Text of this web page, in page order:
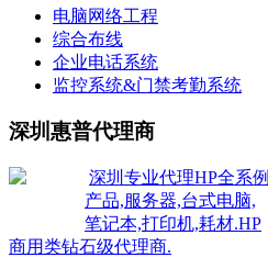
电脑网络工程
综合布线
企业电话系统
监控系统&门禁考勤系统
深圳惠普代理商
深圳专业代理HP全系例
产品,服务器,台式电脑,
笔记本,打印机,耗材.HP
商用类钻石级代理商.